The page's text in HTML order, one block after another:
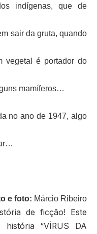
indígenas, que de
sair da gruta, quando
vegetal é portador do
mamíferos…
no ano de 1947, algo
e foto: Márcio Ribeiro
de ficção! Este
“VÍRUS DA